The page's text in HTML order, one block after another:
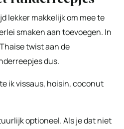
lekker makkelijk om mee te
smaken aan toevoegen. In
twist aan de
dus.
ik vissaus, hoisin, coconut
optioneel. Als je dat niet